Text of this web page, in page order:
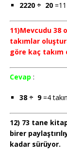
2220 ÷ 20
11)Mevcudu 38
takımlar
göre kaç takım
Cevap :
38 ÷ 9=4
12) 73 tane
birer
kadar sürüyor.